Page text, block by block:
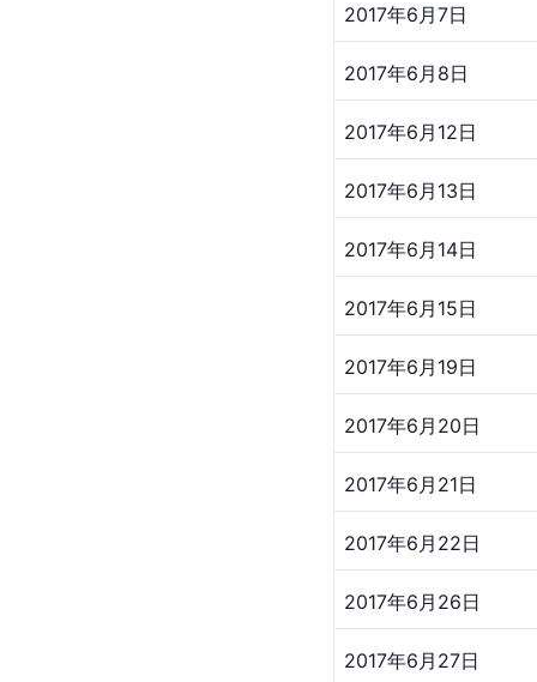
2017年6月7日
2017年6月8日
2017年6月12日
2017年6月13日
2017年6月14日
2017年6月15日
2017年6月19日
2017年6月20日
2017年6月21日
2017年6月22日
2017年6月26日
2017年6月27日